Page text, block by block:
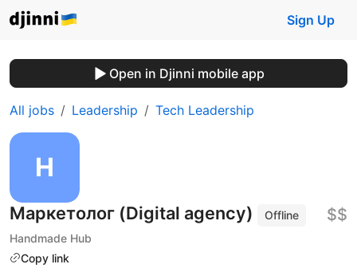
Sign Up
Open in Djinni mobile app
All jobs Leadership Tech Leadership
Маркетолог (Digital agency)
Offline
Handmade Hub
Copy link
$$